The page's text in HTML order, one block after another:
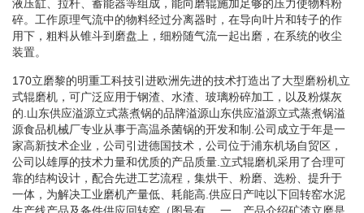
液压缸、拉杆、蓄能器等组成，能向磨辊施加足够的压力使物料粉
碎。工作原理气流中的物料经过分离器时，在导向叶片和转子的作
用下，粗料从锥斗到磨盘上，细粉随气流一起出磨，在系统的收尘
装置。
170立磨黎的明重工科技引进欧洲先进的技术打造出了大型磨粉机立
式辊磨机，可广泛应用于钢渣、水渣、玻璃粉碎加工，以及粉煤灰
的.山东供应溢源立式蒸煮锅的品牌溢源山东供应溢源立式蒸煮锅溢
源食品机械厂专业从事于高温杀菌锅的开发和制.公司成立于年是一
家高新技术企业，公司引进德国技术，公司位于浦东机场自贸区，
公司以雄厚的技术力量和优质的产品质量.立式辊磨机采用了合理可
靠的结构设计，配合先进工艺流程，集烘干、粉磨、选粉、提升于
一体，为解决工业磨机产量低、耗能高.供应日产吨以下回转窑水泥